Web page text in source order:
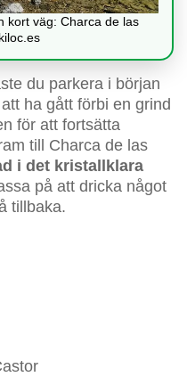
kort väg: Charca de las
du parkera i början
ha gått förbi en grind
för att fortsätta
till Charca de las
i det kristallklara
på att dricka något
tillbaka.